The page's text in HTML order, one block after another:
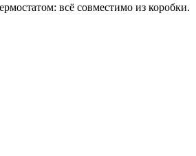
всё совместимо из коробки.